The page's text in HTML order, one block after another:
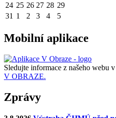
24 25 26 27 28 29
31 1 2 3 4 5
Mobilní aplikace
Sledujte informace z našeho webu v
V OBRAZE.
Zprávy